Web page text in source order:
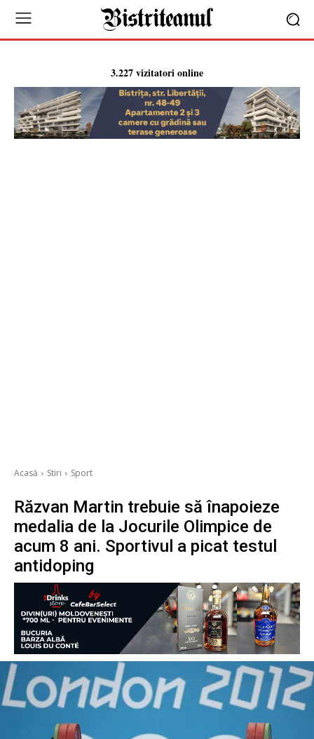
3.227 vizitatori online
Acasă Stiri Sport
Răzvan Martin trebuie să înapoieze
medalia de la Jocurile Olimpice de
acum 8 ani. Sportivul a picat testul
antidoping